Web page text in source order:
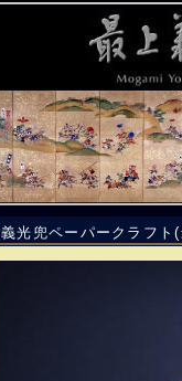
義光兜ペーパークラフト